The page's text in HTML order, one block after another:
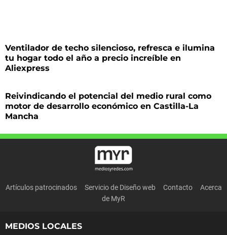
Ventilador de techo silencioso, refresca e ilumina
tu hogar todo el año a precio increíble en
Aliexpress
Reivindicando el potencial del medio rural como
motor de desarrollo económico en Castilla-La
Mancha
Artículos patrocinados Servicio de Diseño web Contacto
Acerca
de MyR
MEDIOS LOCALES